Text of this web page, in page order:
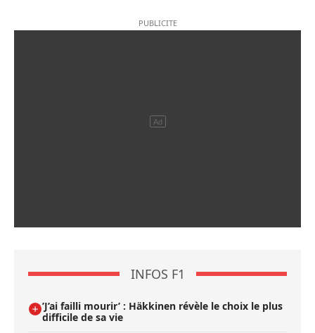
INFOS F1
’J’ai failli mourir’ : Häkkinen révèle le choix le plus
difficile de sa vie